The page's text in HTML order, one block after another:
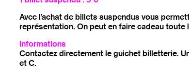
Avec l’achat de billets suspendus vous
représentation. On peut en faire cadeau toute
Informations
Contactez directement le guichet billetterie.
et C.